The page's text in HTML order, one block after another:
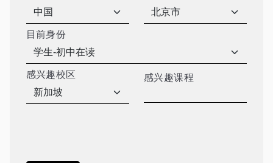
目前身份
感兴趣校区 感兴趣课程